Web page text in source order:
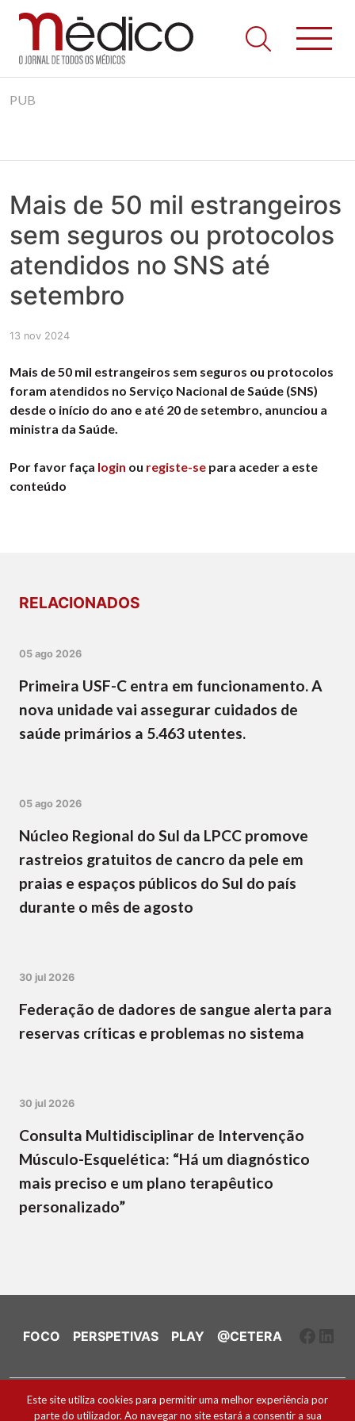
to
Jornal Médico
Médico – O Jornal de Todos os Médicos. Onde as notícias
realmente contam! Tudo o que se passa na Saúde!
PUB
Mais de 50 mil estrangeiros
sem seguros ou protocolos
atendidos no SNS até
setembro
13 nov 2024
Mais de 50 mil estrangeiros sem seguros ou protocolos
foram atendidos no Serviço Nacional de Saúde (SNS)
desde o início do ano e até 20 de setembro, anunciou a
ministra da Saúde.
Por favor faça login ou registe-se para aceder a este
conteúdo
RELACIONADOS
05 ago 2026
Primeira USF-C entra em funcionamento. A
nova unidade vai assegurar cuidados de
saúde primários a 5.463 utentes.
05 ago 2026
Núcleo Regional do Sul da LPCC promove
rastreios gratuitos de cancro da pele em
praias e espaços públicos do Sul do país
durante o mês de agosto
30 jul 2026
Federação de dadores de sangue alerta para
reservas críticas e problemas no sistema
30 jul 2026
Consulta Multidisciplinar de Intervenção
Músculo-Esquelética: “Há um diagnóstico
mais preciso e um plano terapêutico
personalizado”
FOCO PERSPETIVAS PLAY @CETERA
Ficha Técnica e Estatuto Editorial
Este site utiliza cookies para permitir uma melhor experiência por
parte do utilizador. Ao navegar no site estará a consentir a sua